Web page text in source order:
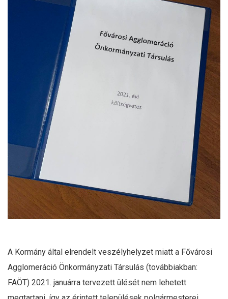
A Kormány által elrendelt veszélyhelyzet miatt a Fővárosi
Agglomeráció Önkormányzati Társulás (továbbiakban:
FAÖT) 2021. januárra tervezett ülését nem lehetett